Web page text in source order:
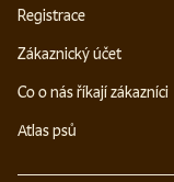
Registrace
Zákaznický účet
Co o nás říkají zákazníci
Atlas psů